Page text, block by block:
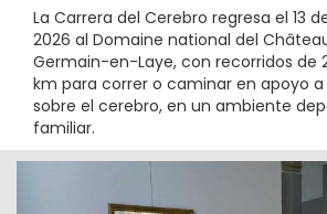
La Carrera del Cerebro regresa el 13
2026 al Domaine national del
Germain-en-Laye, con recorridos de
km para correr o caminar en apoyo
sobre el cerebro, en un ambiente
familiar.